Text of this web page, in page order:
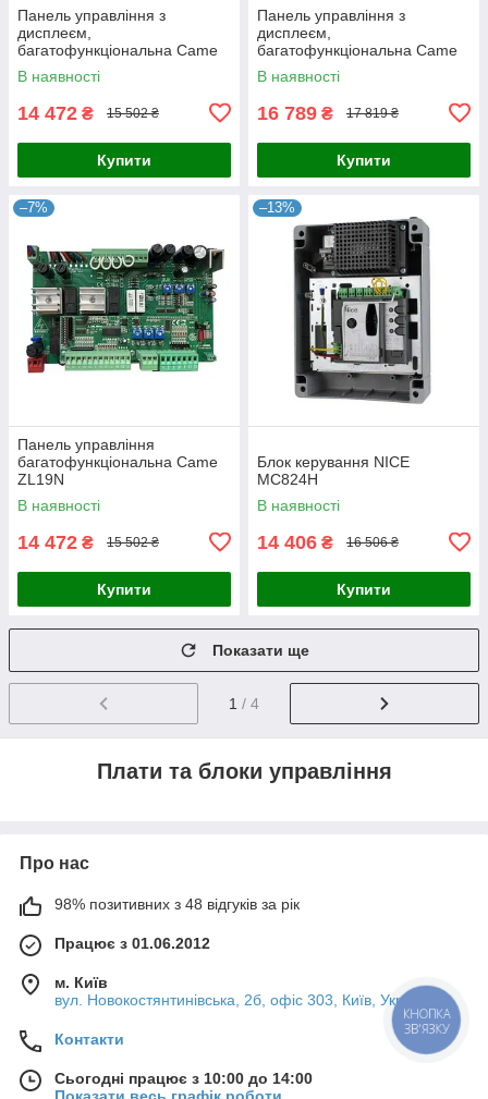
Панель управління з
дисплеєм,
багатофункціональна Came
ZM3E
В наявності
14 472 ₴ 15 502 ₴
Купити
Панель управління з
дисплеєм,
багатофункціональна Came
ZLJ24
В наявності
16 789 ₴ 17 819 ₴
Купити
–7%
Панель управління
багатофункціональна Came
ZL19N
В наявності
14 472 ₴ 15 502 ₴
Купити
–13%
Блок керування NICE
MC824H
В наявності
14 406 ₴ 16 506 ₴
Купити
Показати ще
1 / 4
Плати та блоки управління
Про нас
98% позитивних з 48 відгуків за рік
Працює з 01.06.2012
м. Київ
вул. Новокостянтинівська, 2б, офіс 303, Київ, Україна
Контакти
Сьогодні працює з 10:00 до 14:00
КНОПКА
ЗВ'ЯЗКУ